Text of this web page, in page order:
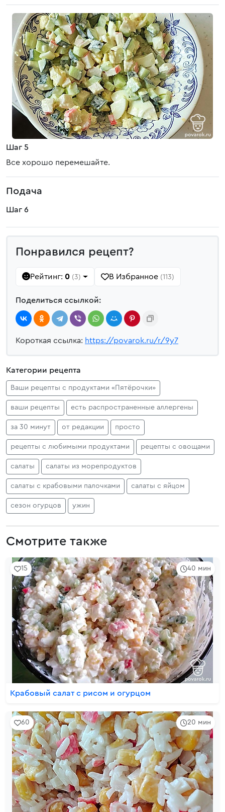
Шаг 5
Все хорошо перемешайте.
Подача
Шаг 6
Понравился рецепт?
Рейтинг: 0 (3) В Избранное (113)
Поделиться ссылкой:
Короткая ссылка: https://povarok.ru/r/9y7
Категории рецепта
Ваши рецепты с продуктами «Пятёрочки»
ваши рецепты есть распространенные аллергены
за 30 минут от редакции просто
рецепты с любимыми продуктами рецепты с овощами
салаты салаты из морепродуктов
салаты с крабовыми палочками салаты с яйцом
сезон огурцов ужин
Смотрите также
40 мин
15
Крабовый салат с рисом и огурцом
20 мин
60